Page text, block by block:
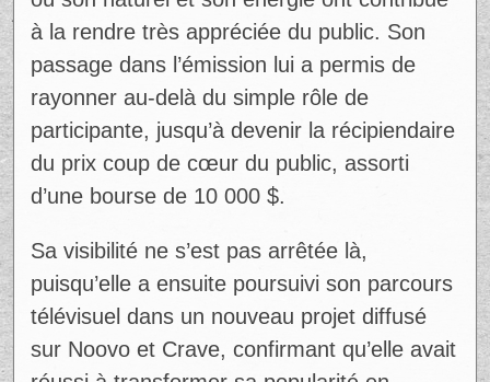
@catherine.fidiadi